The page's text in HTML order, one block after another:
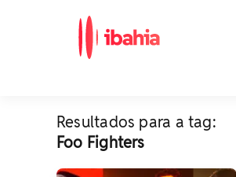
Resultados para a tag:
Foo Fighters